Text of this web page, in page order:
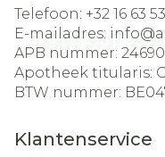
Telefoon: +32 16 63
E-mailadres: info@
APB nummer:
Apotheek titularis:
BTW nummer:
Klantenservice